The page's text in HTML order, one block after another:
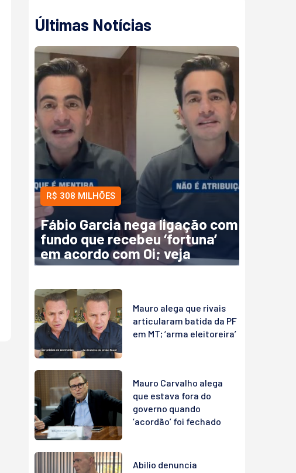
Últimas Notícias
R$ 308 MILHÕES
Fábio Garcia nega ligação com
fundo que recebeu ‘fortuna’
em acordo com Oi; veja
Mauro alega que rivais
articularam batida da PF
em MT; ‘arma eleitoreira’
Mauro Carvalho alega
que estava fora do
governo quando
‘acordão’ foi fechado
Abilio denuncia